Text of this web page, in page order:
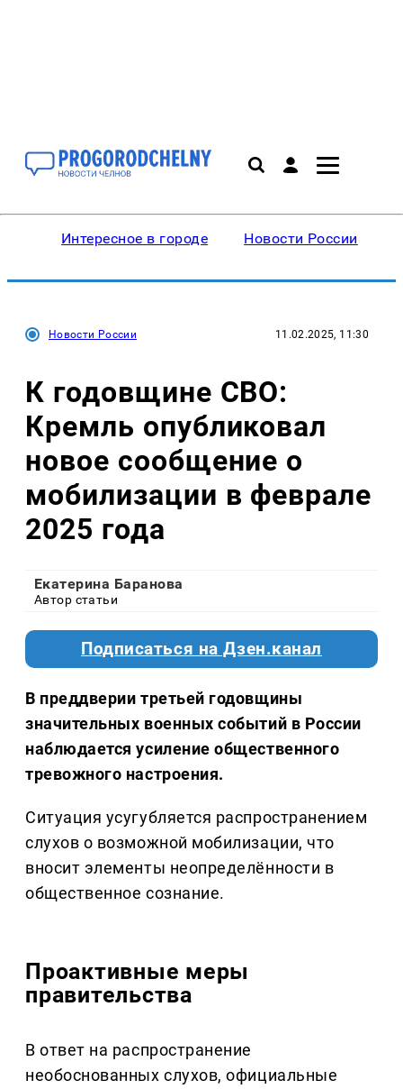
Интересное в городе Новости России
Новости России 11.02.2025, 11:30
К годовщине СВО:
Кремль опубликовал
новое сообщение о
мобилизации в феврале
2025 года
Екатерина Баранова
Автор статьи
Подписаться на Дзен.канал
В преддверии третьей годовщины
значительных военных событий в России
наблюдается усиление общественного
тревожного настроения.
Ситуация усугубляется распространением
слухов о возможной мобилизации, что
вносит элементы неопределённости в
общественное сознание.
Проактивные меры
правительства
В ответ на распространение
необоснованных слухов, официальные